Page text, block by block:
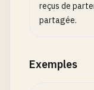
reçus de
partagée.
Exemples